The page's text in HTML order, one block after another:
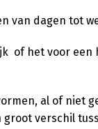
van dagen tot
of het voor
al of niet
groot verschil